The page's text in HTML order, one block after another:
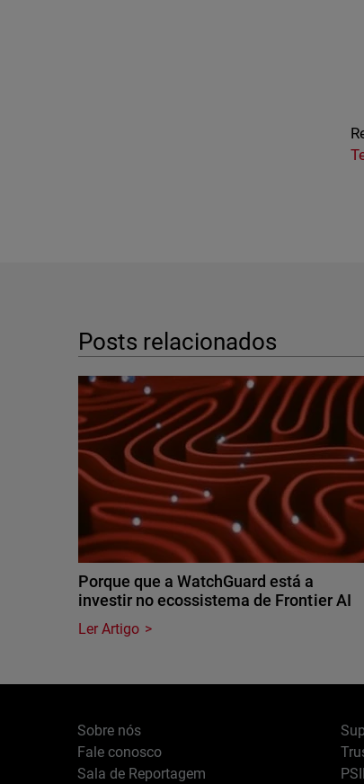
Posts relacionados
Porque que a WatchGuard está a
investir no ecossistema de Frontier AI
Ler Artigo
Sobre nós
Fale conosco
Sala de Reportagem